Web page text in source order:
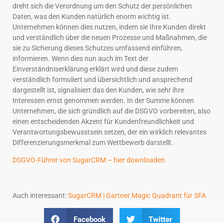
dreht sich die Verordnung um den Schutz der persönlichen
Daten, was den Kunden natürlich enorm wichtig ist.
Unternehmen können dies nutzen, indem sie Ihre Kunden direkt
und verständlich über die neuen Prozesse und Maßnahmen, die
sie zu Sicherung dieses Schutzes umfassend einführen,
informieren. Wenn dies nun auch im Text der
Einverständniserklärung erklärt wird und diese zudem
verständlich formuliert und übersichtlich und ansprechend
dargestellt ist, signalisiert das den Kunden, wie sehr ihre
Interessen ernst genommen werden. In der Summe können
Unternehmen, die sich gründlich auf die DSGVO vorbereiten, also
einen entscheidenden Akzent für Kundenfreundlichkeit und
Verantwortungsbewusstsein setzen, der ein wirklich relevantes
Differenzierungsmerkmal zum Wettbewerb darstellt.
DSGVO-Führer von SugarCRM – hier downloaden
Auch interessant:SugarCRM | Gartner Magic Quadrant für SFA
Facebook Twitter